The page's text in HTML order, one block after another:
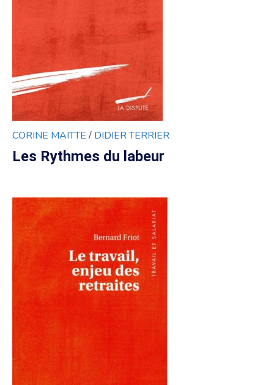
CORINE MAITTE / DIDIER TERRIER
Les Rythmes du labeur